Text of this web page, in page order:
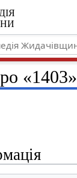
«1403»